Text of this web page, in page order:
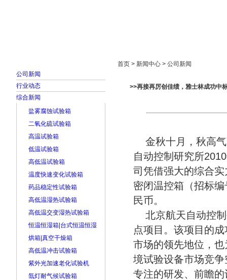
公司新闻
行业动态
综合新闻
盐雾腐蚀试验箱
二氧化硫试验箱
高温试验箱
低温试验箱
高低温试验箱
温度快速变化试验箱
药品稳定性试验箱
高低温湿热试验箱
高低温交变湿热试验箱
恒温恒湿箱|台式恒温恒湿
烘箱|真空干燥箱
高低温冲击试验箱
紫外光加速老化试验机
氙灯耐气候试验箱
首页 > 新闻中心 > 公司新闻
>>再接再厉创佳绩，雅士林成功中
金秋十月，秋高气
自动控制研究所
司凭借强大的综合
密闭温控箱（招标
民币。
北京航天自动控制
点项目。该项目的
市场的领先地位，
境试验设备市场竞
专注的研发、前瞻